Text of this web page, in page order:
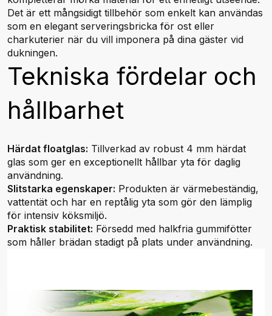
Det är ett mångsidigt tillbehör som enkelt kan användas
som en elegant serveringsbricka för ost eller
charkuterier när du vill imponera på dina gäster vid
dukningen.
Tekniska fördelar och
hållbarhet
Härdat floatglas: Tillverkad av robust 4 mm härdat
glas som ger en exceptionellt hållbar yta för daglig
användning.
Slitstarka egenskaper: Produkten är värmebeständig,
vattentät och har en reptålig yta som gör den lämplig
för intensiv köksmiljö.
Praktisk stabilitet: Försedd med halkfria gummifötter
som håller brädan stadigt på plats under användning.